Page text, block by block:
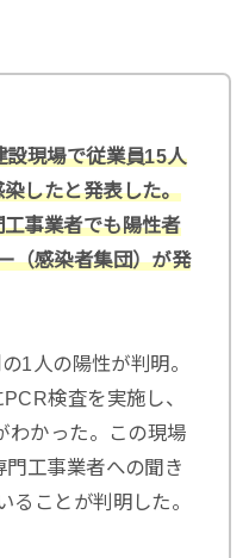
設現場で従業員15人
したと発表した。
事業者でも陽性者
（感染者集団）が発
1人の陽性が判明。
検査を実施し、
わかった。この現場
工事業者への聞き
ることが判明した。